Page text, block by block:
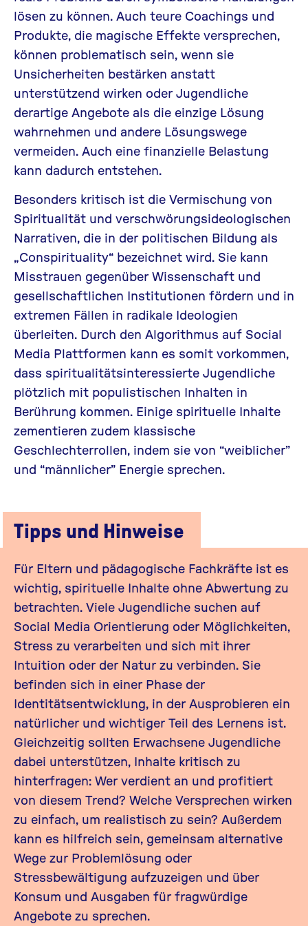
lösen zu können. Auch teure Coachings und
Produkte, die magische Effekte versprechen,
können problematisch sein, wenn sie
Unsicherheiten bestärken anstatt
unterstützend wirken oder Jugendliche
derartige Angebote als die einzige Lösung
wahrnehmen und andere Lösungswege
vermeiden. Auch eine finanzielle Belastung
kann dadurch entstehen.
Besonders kritisch ist die Vermischung von
Spiritualität und verschwörungsideologischen
Narrativen, die in der politischen Bildung als
„Conspirituality“ bezeichnet wird. Sie kann
Misstrauen gegenüber Wissenschaft und
gesellschaftlichen Institutionen fördern und in
extremen Fällen in radikale Ideologien
überleiten. Durch den Algorithmus auf Social
Media Plattformen kann es somit vorkommen,
dass spiritualitätsinteressierte Jugendliche
plötzlich mit populistischen Inhalten in
Berührung kommen. Einige spirituelle Inhalte
zementieren zudem klassische
Geschlechterrollen, indem sie von “weiblicher”
und “männlicher” Energie sprechen.
Tipps und Hinweise
Für Eltern und pädagogische Fachkräfte ist es
wichtig, spirituelle Inhalte ohne Abwertung zu
betrachten. Viele Jugendliche suchen auf
Social Media Orientierung oder Möglichkeiten,
Stress zu verarbeiten und sich mit ihrer
Intuition oder der Natur zu verbinden. Sie
befinden sich in einer Phase der
Identitätsentwicklung, in der Ausprobieren ein
natürlicher und wichtiger Teil des Lernens ist.
Gleichzeitig sollten Erwachsene Jugendliche
dabei unterstützen, Inhalte kritisch zu
hinterfragen: Wer verdient an und profitiert
von diesem Trend? Welche Versprechen wirken
zu einfach, um realistisch zu sein? Außerdem
kann es hilfreich sein, gemeinsam alternative
Wege zur Problemlösung oder
Stressbewältigung aufzuzeigen und über
Konsum und Ausgaben für fragwürdige
Angebote zu sprechen.